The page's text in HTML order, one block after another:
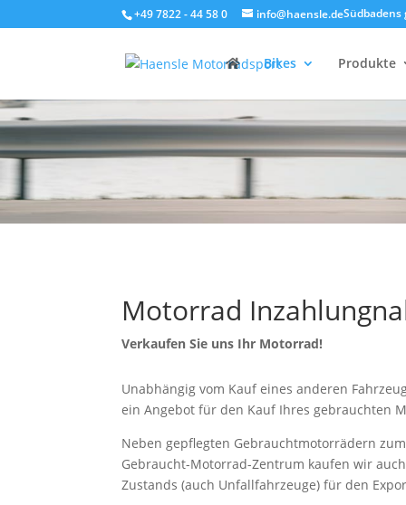
+49 7822 - 44 58 0 info@haensle.de
Bikes Produkte
Motorrad
Verkaufen Sie uns Ihr Motorrad!
Unabhängig vom Kauf eines anderen
ein Angebot für den Kauf Ihres gebrauchten
Neben gepflegten Gebrauchtmotorrädern
Gebraucht-Motorrad-Zentrum kaufen wir
Zustands (auch Unfallfahrzeuge) für den